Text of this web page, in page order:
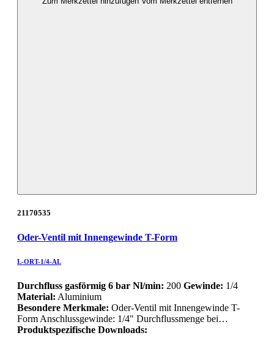
21170535
Oder-Ventil mit Innengewinde T-Form
L-ORT-1/4-AL
Durchfluss gasförmig 6 bar Nl/min: 200 Gewinde: 1/4
Material: Aluminium
Besondere Merkmale: Oder-Ventil mit Innengewinde T-
Form Anschlussgewinde: 1/4" Durchflussmenge bei…
Produktspezifische Downloads: